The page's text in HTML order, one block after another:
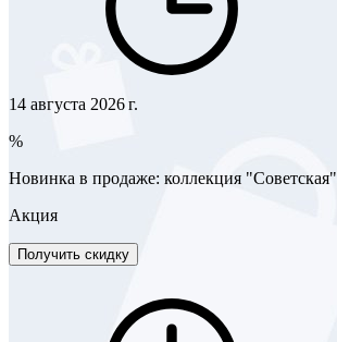
14 августа 2026 г.
%
Новинка в продаже: коллекция "Советская"
Акция
Получить скидку